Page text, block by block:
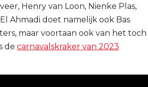
Henry van Loon, Nienke Plas,
Ahmadi doet namelijk ook Bas
maar voortaan ook van het toch
de carnavalskraker van 2023